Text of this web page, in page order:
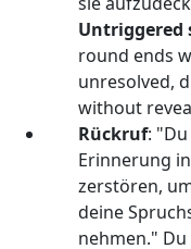
Untriggered
round ends
unresolved,
without
Rückruf:
Erinnerung
zerstören,
deine
nehmen."